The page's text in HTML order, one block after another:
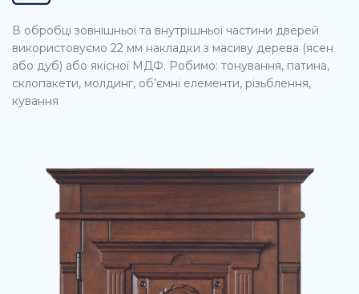
В обробці зовнішньої та внутрішньої частини дверей
використовуємо 22 мм накладки з масиву дерева (ясен
або дуб) або якісної МДФ. Робимо: тонування, патина,
склопакети, молдинг, об’ємні елементи, різьблення,
кування